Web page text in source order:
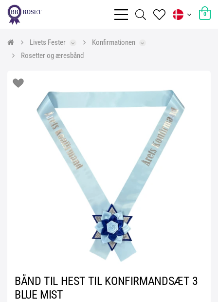
0
Livets Fester
Konfirmationen
Rosetter og æresbånd
BÅND TIL HEST TIL KONFIRMANDSÆT 3
BLUE MIST